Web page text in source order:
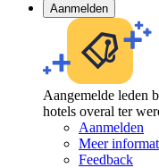
Aanmelden
Aangemelde leden
hotels overal ter
Aanmelden
Meer
Feedback